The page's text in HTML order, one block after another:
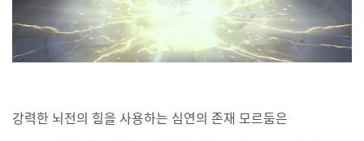
강력한 뇌전의 힘을 사용하는 심연의 존재 모르둠은